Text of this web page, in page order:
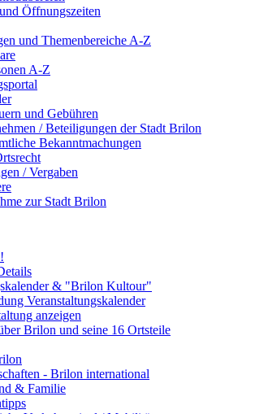
Öffnungszeiten
und Themenbereiche A-Z
A-Z
und Gebühren
/ Beteiligungen der Stadt Brilon
Bekanntmachungen
/ Vergaben
zur Stadt Brilon
& "Brilon Kultour"
Veranstaltungskalender
anzeigen
Brilon und seine 16 Ortsteile
- Brilon international
& Familie